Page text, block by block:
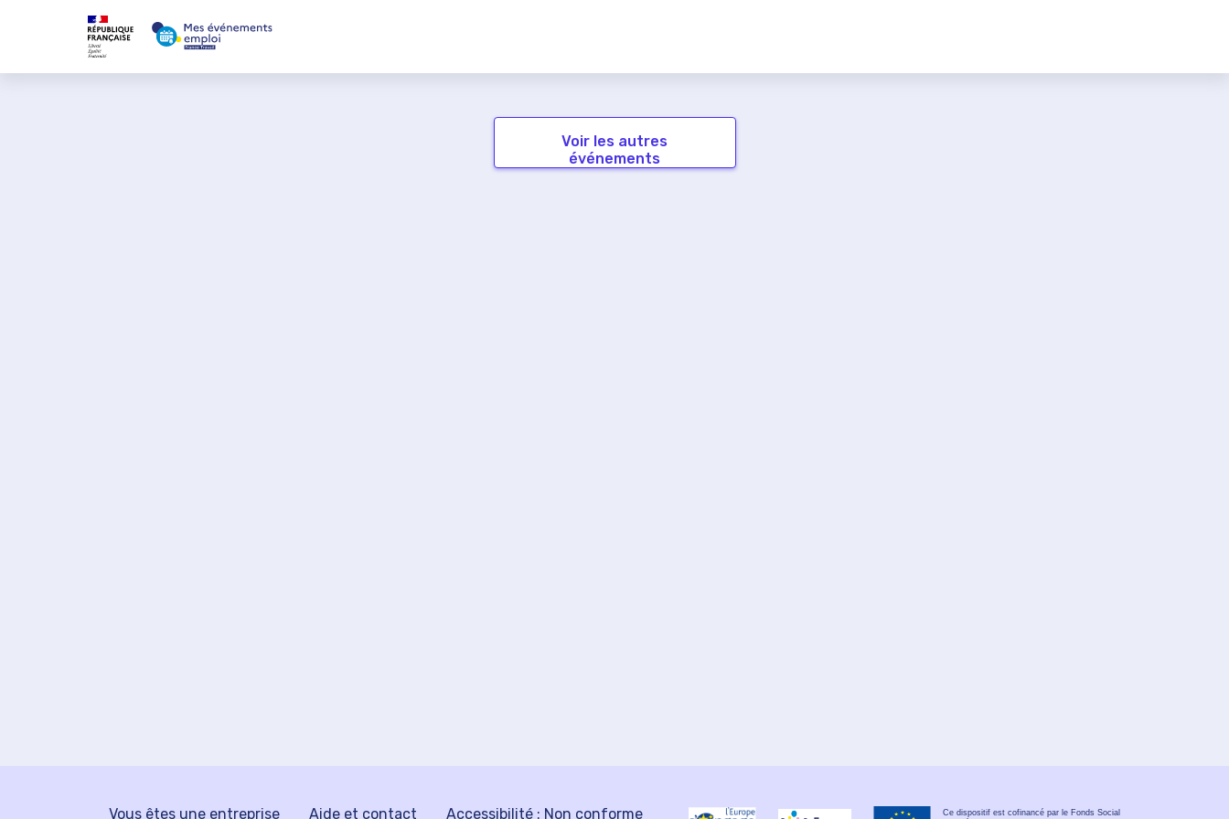
Voir les autres
événements
Vous êtes une entreprise Aide et contact Accessibilité : Non conforme
Ce dispositif est cofinancé par le Fonds Social